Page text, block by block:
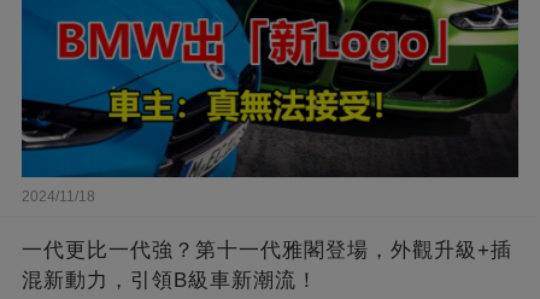
2024/11/18
一代更比一代強？第十一代雅閣登場，外觀升級+插
混新動力，引領B級車新潮流！